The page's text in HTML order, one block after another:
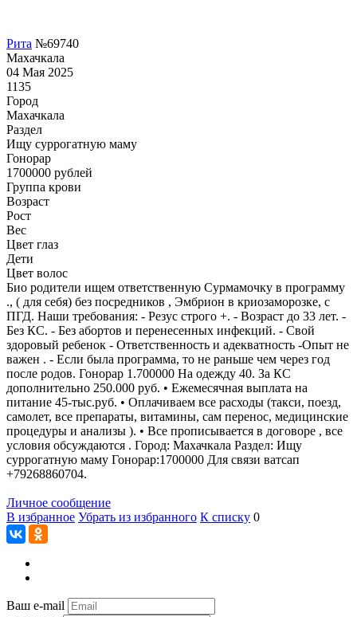
Рита №69740
Махачкала
04 Мая 2025
1135
Город
Махачкала
Раздел
Ищу суррогатную маму
Гонoрар
1700000 рублей
Группа крови
Возраст
Рост
Вес
Цвет глаз
Дети
Цвет волос
Био родители ищем ответственную Сурмамочку в программу
., ( для себя) без посредников , Эмбрион в криозаморозке, с
ПГД. Наши требования: - Резус строго +. - Возраст до 33 лет. -
Без КС. - Без абортов и перенесенных инфекций. - Свой
здоровый ребенок - Ответственность и адекватность -Опыт не
важен . - Если была программа, то не раньше чем через год
после родов. Гонорар 1.700000 На одежду 40. За КС
дополнительно 250.000 руб. • Ежемесячная выплата на
питание 45-тыс.руб. • Оплачиваем все расходы (такси, поезд,
самолет, все препараты, витамины, сам перенос, медицинские
процедуры и анализы ). • Все прописывается в договоре , все
условия обсуждаются . Город: Махачкала Раздел: Ищу
суррогатную маму Гонорар:1700000 Для связи ватсап
+79268860704.
Личное сообщение
В избранное Убрать из избранного К списку 0
Ваш e-mail